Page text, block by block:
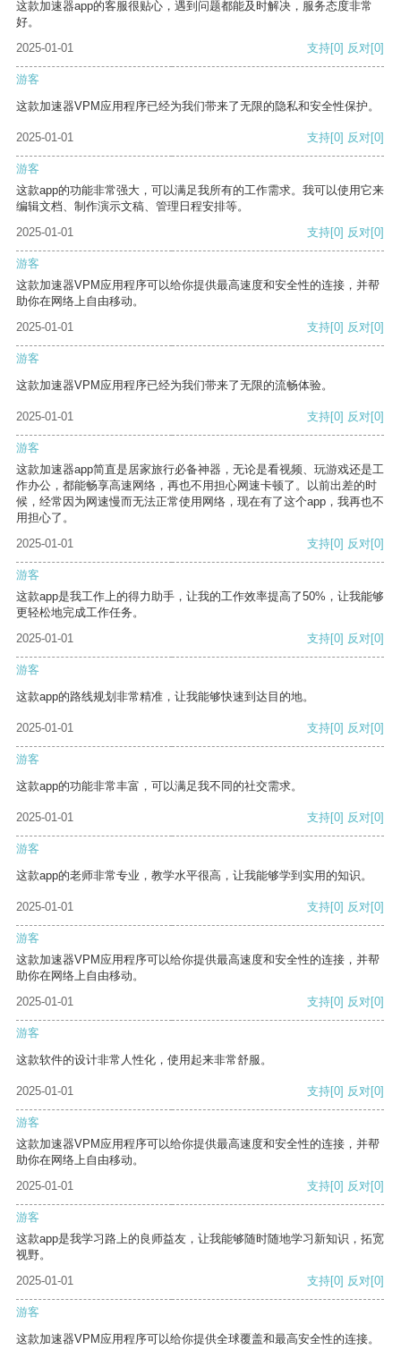
这款加速器app的客服很贴心，遇到问题都能及时解决，服务态度非常
好。
2025-01-01
支持[0] 反对[0]
游客
这款加速器VPM应用程序已经为我们带来了无限的隐私和安全性保护。
2025-01-01 支持[0] 反对[0]
游客
这款app的功能非常强大，可以满足我所有的工作需求。我可以使用它来
编辑文档、制作演示文稿、管理日程安排等。
2025-01-01
支持[0] 反对[0]
游客
这款加速器VPM应用程序可以给你提供最高速度和安全性的连接，并帮
助你在网络上自由移动。
2025-01-01
支持[0] 反对[0]
游客
这款加速器VPM应用程序已经为我们带来了无限的流畅体验。
2025-01-01 支持[0] 反对[0]
游客
这款加速器app简直是居家旅行必备神器，无论是看视频、玩游戏还是工
作办公，都能畅享高速网络，再也不用担心网速卡顿了。以前出差的时
候，经常因为网速慢而无法正常使用网络，现在有了这个app，我再也不
用担心了。
2025-01-01
支持[0] 反对[0]
游客
这款app是我工作上的得力助手，让我的工作效率提高了50%，让我能够
更轻松地完成工作任务。
2025-01-01
支持[0] 反对[0]
游客
这款app的路线规划非常精准，让我能够快速到达目的地。
2025-01-01 支持[0] 反对[0]
游客
这款app的功能非常丰富，可以满足我不同的社交需求。
2025-01-01 支持[0] 反对[0]
游客
这款app的老师非常专业，教学水平很高，让我能够学到实用的知识。
2025-01-01 支持[0] 反对[0]
游客
这款加速器VPM应用程序可以给你提供最高速度和安全性的连接，并帮
助你在网络上自由移动。
2025-01-01
支持[0] 反对[0]
游客
这款软件的设计非常人性化，使用起来非常舒服。
2025-01-01 支持[0] 反对[0]
游客
这款加速器VPM应用程序可以给你提供最高速度和安全性的连接，并帮
助你在网络上自由移动。
2025-01-01
支持[0] 反对[0]
游客
这款app是我学习路上的良师益友，让我能够随时随地学习新知识，拓宽
视野。
2025-01-01
支持[0] 反对[0]
游客
这款加速器VPM应用程序可以给你提供全球覆盖和最高安全性的连接。